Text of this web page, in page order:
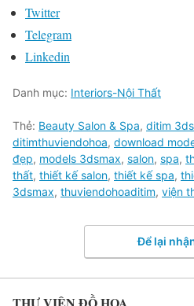
Twitter
Telegram
Linkedin
Danh mục: Interiors-Nội Thất
Thẻ: Beauty Salon & Spa, ditim
ditimthuviendohoa, download
đẹp, models 3dsmax, salon, spa,
thất, thiết kế salon, thiết kế spa,
3dsmax, thuviendohoaditim, viện
Để lại
THƯ VIỆN ĐỒ HỌA